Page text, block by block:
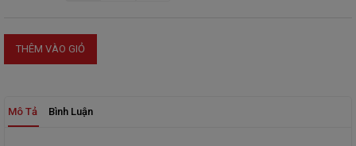
THÊM VÀO GIỎ
Mô Tả Bình Luận